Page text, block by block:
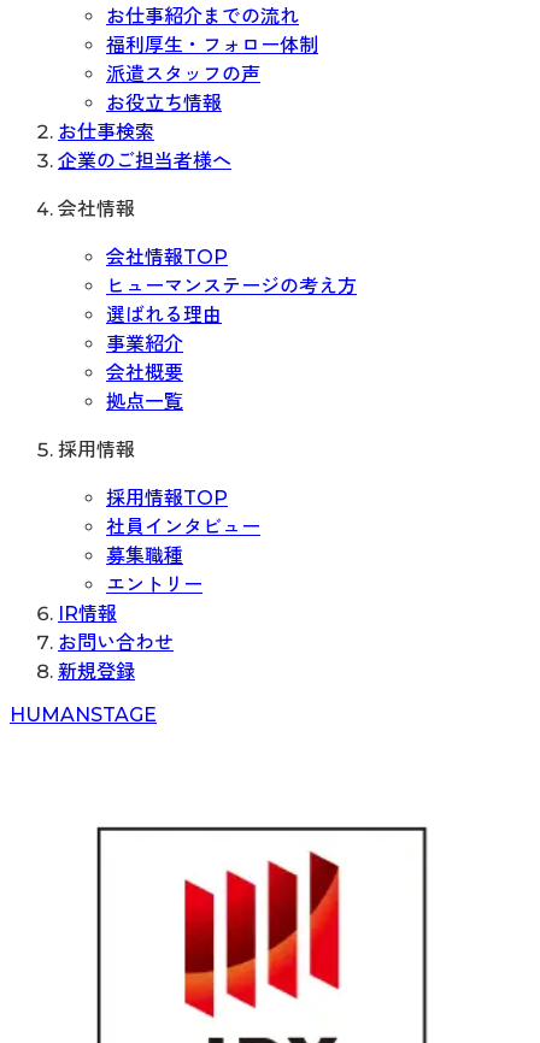
お仕事紹介までの流れ
福利厚生・フォロー体制
派遣スタッフの声
お役立ち情報
お仕事検索
企業のご担当者様へ
会社情報
会社情報TOP
ヒューマンステージの考え方
選ばれる理由
事業紹介
会社概要
拠点一覧
採用情報
採用情報TOP
社員インタビュー
募集職種
エントリー
IR情報
お問い合わせ
新規登録
HUMANSTAGE